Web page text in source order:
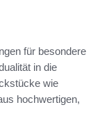
für besondere
in die
wie
hochwertigen,